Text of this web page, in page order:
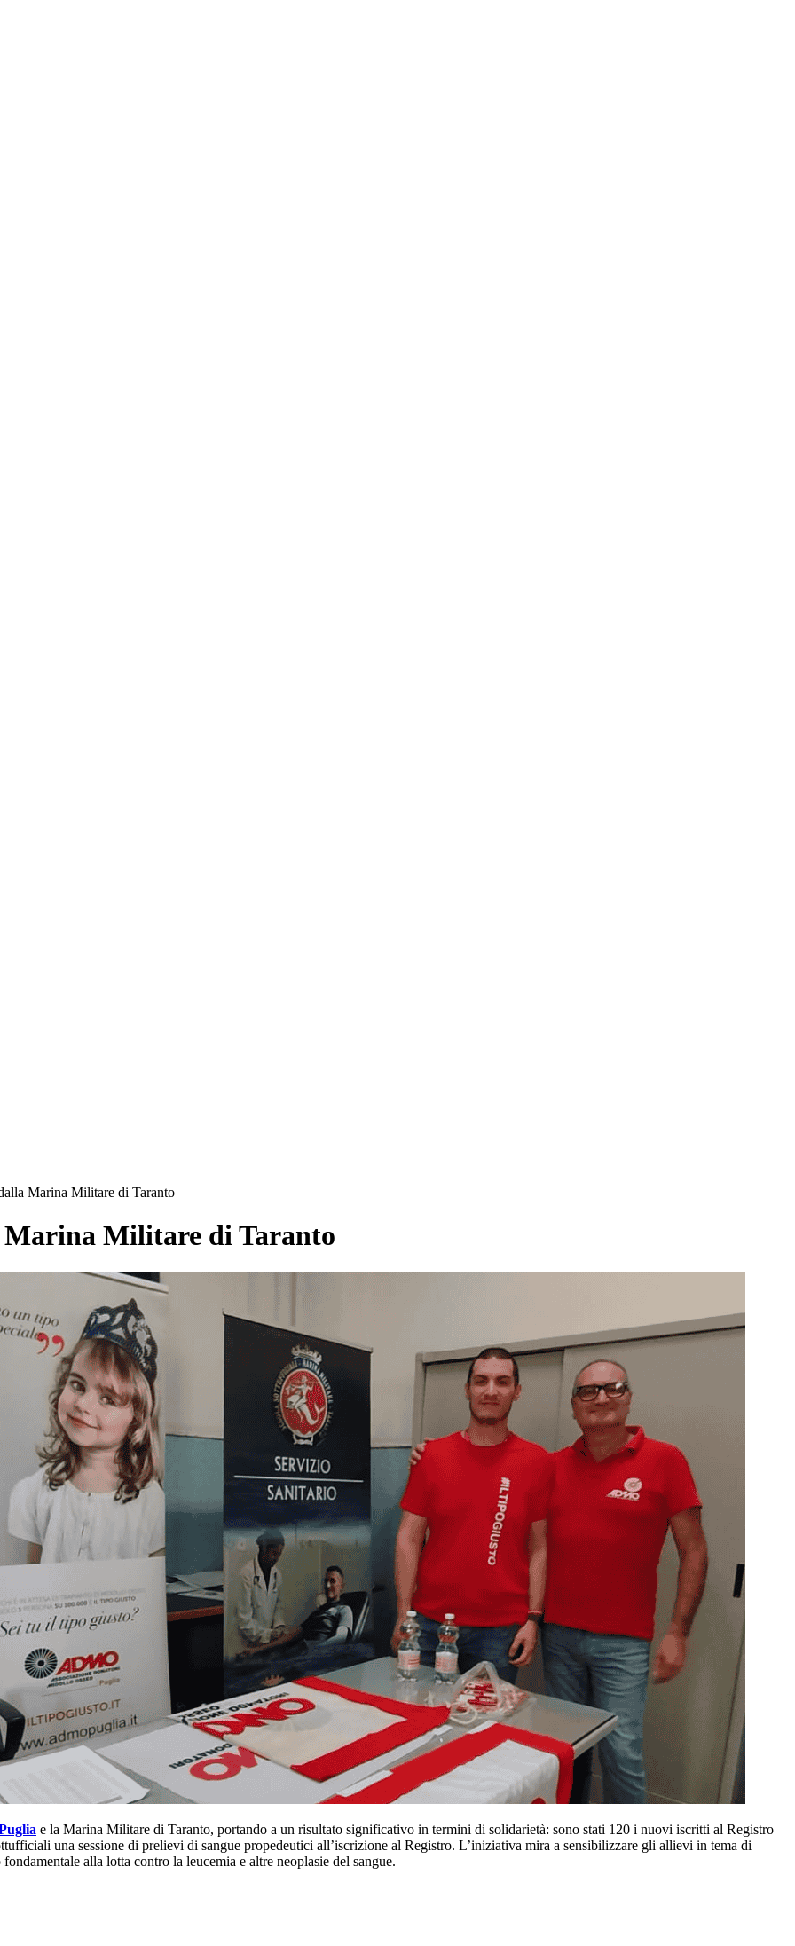
Marina Militare di Taranto
Militare di Taranto
e la Marina Militare di Taranto, portando a un risultato significativo in termini di solidarietà: sono stati 120 i nuovi iscritti al Registro
una sessione di prelievi di sangue propedeutici all’iscrizione al Registro. L’iniziativa mira a sensibilizzare gli allievi in tema di
alla lotta contro la leucemia e altre neoplasie del sangue.